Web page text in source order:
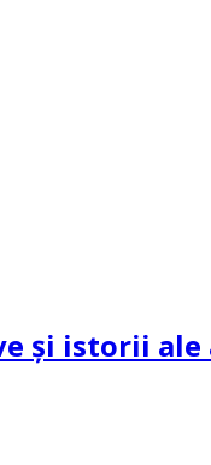
și istorii